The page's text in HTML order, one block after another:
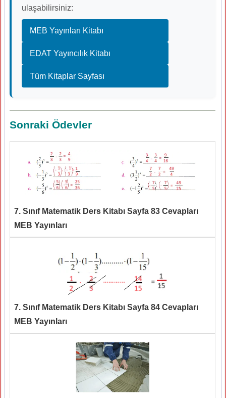
ulaşabilirsiniz:
MEB Yayınları Kitabı
EDAT Yayıncılık Kitabı
Tüm Kitaplar Sayfası
Sonraki Ödevler
7. Sınıf Matematik Ders Kitabı Sayfa 83 Cevapları
MEB Yayınları
7. Sınıf Matematik Ders Kitabı Sayfa 84 Cevapları
MEB Yayınları